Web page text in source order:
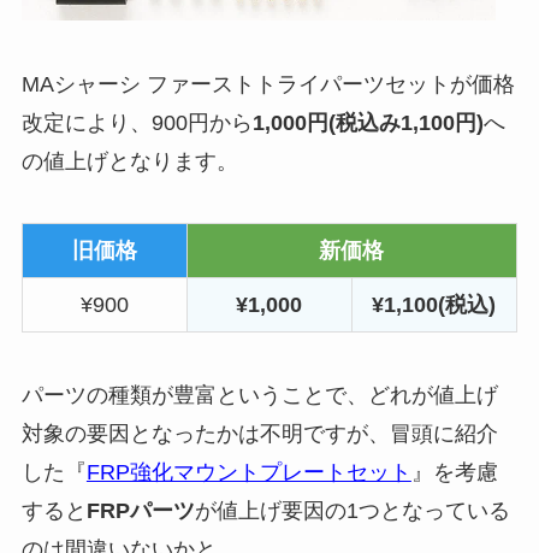
MAシャーシ ファーストトライパーツセットが価格
改定により、900円から 1,000円(税込み1,100円)へ
の値上げとなります。
旧価格 新価格
¥900 ¥1,000 ¥1,100(税込)
パーツの種類が豊富ということで、どれが値上げ
対象の要因となったかは不明ですが、冒頭に紹介
した『FRP強化マウントプレートセット 』を考慮
すると FRPパーツが値上げ要因の1つとなっている